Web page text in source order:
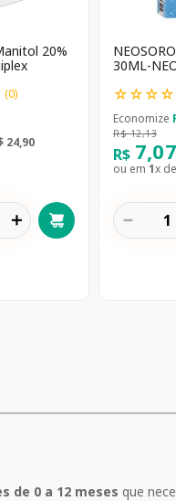
20%
(0)
24,90
＋
30ML-
☆☆☆☆
Economize
R$ 12,13
R$ 7,07
ou em 1x de
－
de 0 a 12 meses que